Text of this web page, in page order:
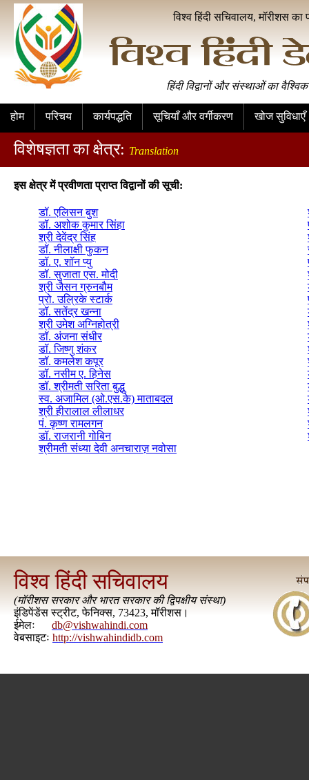
विश्व हिंदी सचिवालय, मॉरीशस का
हिंदी विद्वानों और संस्थाओं का
होम परिचय कार्यपद्धति सूचियाँ और वर्गीकरण खोज सुविधाएँ
विशेषज्ञता का क्षेत्र: Translation
इस क्षेत्र में प्रवीणता प्राप्त विद्वानों की सूची:
डॉ. एलिसन बुश
डॉ. अशोक कुमार सिंहा
श्री देवेंद्र सिंह
डॉ. नीलाक्षी फुकन
डॉ. ए. शॉन प्यु
डॉ. सुजाता एस. मोदी
श्री जैसन ग्रुनबौम
प्रो. उल्रिके स्टार्क
डॉ. सतेंद्र खन्ना
श्री उमेश अग्निहोत्री
डॉ. अंजना संधीर
डॉ. जिष्णु शंकर
डॉ. कमलेश कपूर
डॉ. नसीम ए. हिनेस
डॉ. श्रीमती सरिता बुद्धु
स्व. अजामिल (ओ.एस.के) माताबदल
श्री हीरालाल लीलाधर
पं. कृष्ण रामलगन
डॉ. राजरानी गोबिन
श्रीमती संध्या देवी अनचाराज़ नवोसा
विश्व हिंदी सचिवालय
(मॉरीशस सरकार और भारत सरकार की द्विपक्षीय संस्था)
इंडिपेंडेंस स्ट्रीट, फेनिक्स, 73423, मॉरीशस।
ईमेलः
db@vishwahindi.com
वेबसाइटः http://vishwahindidb.com